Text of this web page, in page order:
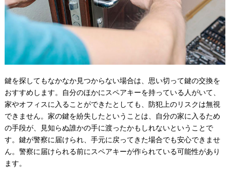
鍵を探してもなかなか見つからない場合は、思い切って鍵の交換を
おすすめします。自分のほかにスペアキーを持っている人がいて、
家やオフィスに入ることができたとしても、防犯上のリスクは無視
できません。家の鍵を紛失したということは、自分の家に入るため
の手段が、見知らぬ誰かの手に渡ったかもしれないということで
す。鍵が警察に届けられ、手元に戻ってきた場合でも安心できませ
ん。警察に届けられる前にスペアキーが作られている可能性があり
ます。